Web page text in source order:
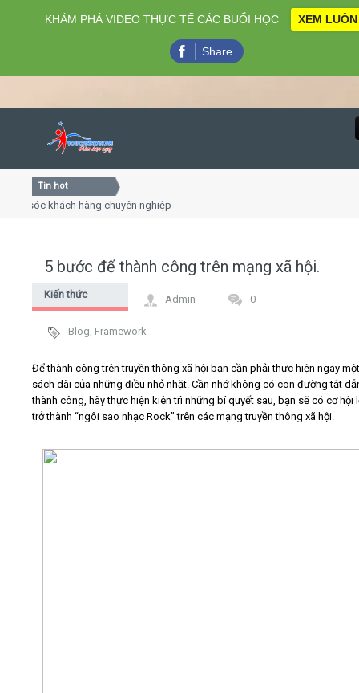
Close
Home
Giới thiệu
Video
Tin hot
khách hàng chuyên nghiệp
5 bước để thành công trên mạng xã hội.
Kiến thức
Marketing - PR
Admin 0
Blog, Framework
Để thành công trên truyền thông xã hội bạn cần phải thực hiện ngay
sách dài của những điều nhỏ nhặt. Cần nhớ không có con đường tắt
thành công, hãy thực hiện kiên trì những bí quyết sau, bạn sẽ có cơ hội
trở thành “ngôi sao nhạc Rock” trên các mạng truyền thông xã hội.
KHÁM PHÁ VIDEO THỰC TẾ CÁC BUỔI HỌC XEM LUÔN
Share